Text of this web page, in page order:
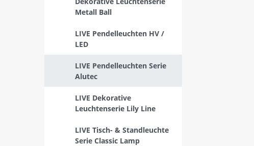
Metall Ball
LIVE Pendelleuchten HV /
LED
LIVE Pendelleuchten Serie
Alutec
LIVE Dekorative
Leuchtenserie Lily Line
LIVE Tisch- & Standleuchte
Serie Classic Lamp